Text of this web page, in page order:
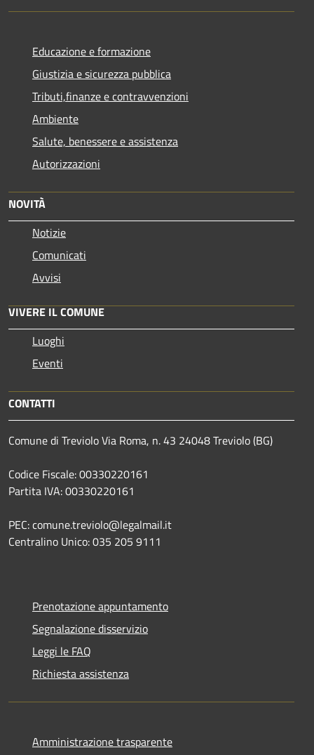
Educazione e formazione
Giustizia e sicurezza pubblica
Tributi,finanze e contravvenzioni
Ambiente
Salute, benessere e assistenza
Autorizzazioni
NOVITÀ
Notizie
Comunicati
Avvisi
VIVERE IL COMUNE
Luoghi
Eventi
CONTATTI
Comune di Treviolo Via Roma, n. 43 24048 Treviolo (BG)
Codice Fiscale: 00330220161
Partita IVA: 00330220161
PEC: comune.treviolo@legalmail.it
Centralino Unico:035 205 9111
Prenotazione appuntamento
Segnalazione disservizio
Leggi le FAQ
Richiesta assistenza
Amministrazione trasparente